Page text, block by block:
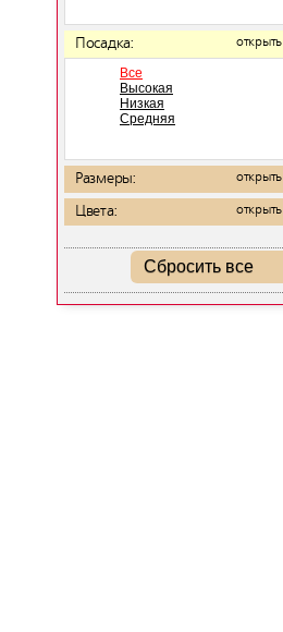
Посадка: открыть
Все
Высокая
Низкая
Средняя
Размеры: открыть
Цвета: открыть
Сбросить все